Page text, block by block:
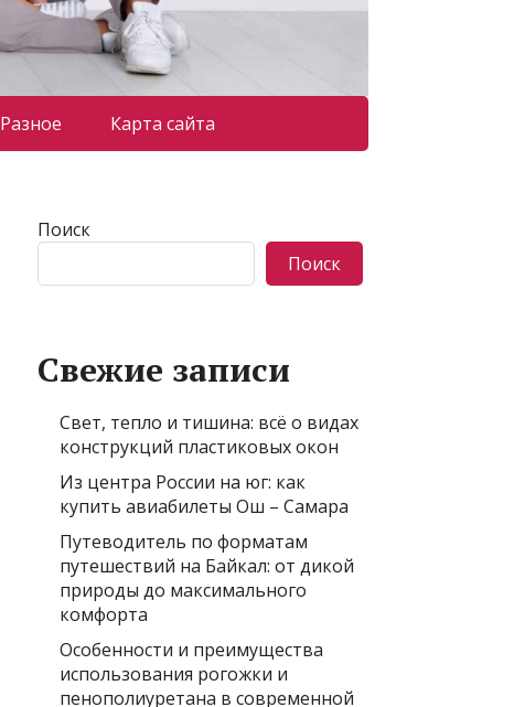
Разное Карта сайта
Поиск
Поиск
Свежие записи
Свет, тепло и тишина: всё о видах
конструкций пластиковых окон
Из центра России на юг: как
купить авиабилеты Ош – Самара
Путеводитель по форматам
путешествий на Байкал: от дикой
природы до максимального
комфорта
Особенности и преимущества
использования рогожки и
пенополиуретана в современной